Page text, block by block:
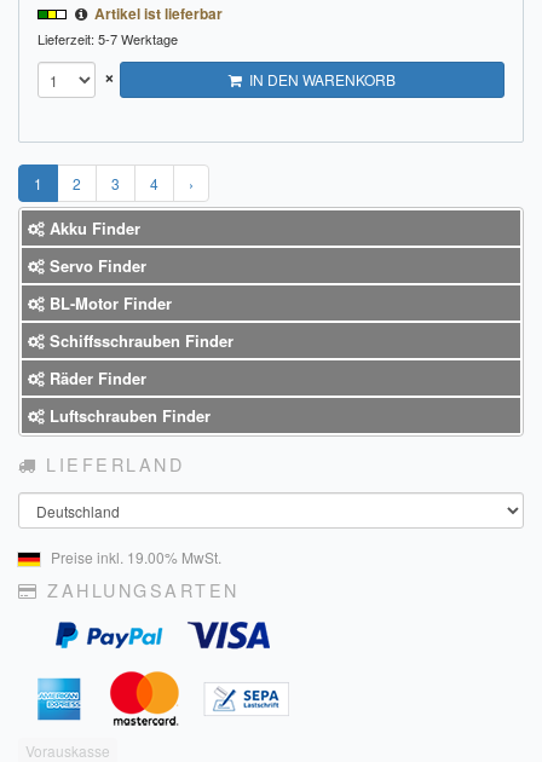
Artikel ist lieferbar
Lieferzeit: 5-7 Werktage
× IN DEN WARENKORB
1 2 3 4 ›
Akku Finder
Servo Finder
BL-Motor Finder
Schiffsschrauben Finder
Räder Finder
Luftschrauben Finder
LIEFERLAND
Land
Preise inkl. 19.00% MwSt.
ZAHLUNGSARTEN
Vorauskasse